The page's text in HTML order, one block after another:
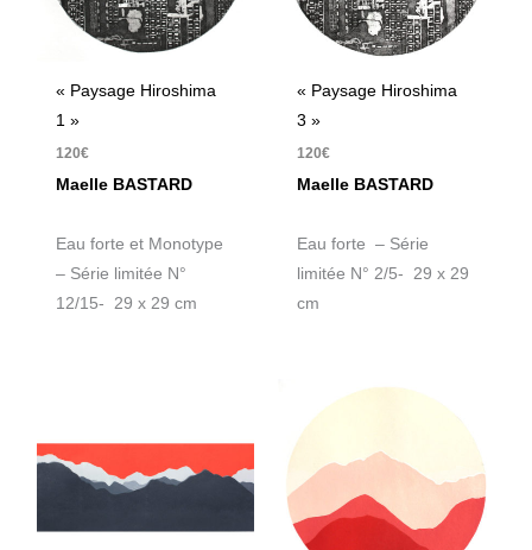
« Paysage Hiroshima
1 »
120€
Maelle BASTARD
Eau forte et Monotype
– Série limitée N°
12/15- 29 x 29 cm
« Paysage Hiroshima
3 »
120€
Maelle BASTARD
Eau forte – Série
limitée N° 2/5- 29 x 29
cm